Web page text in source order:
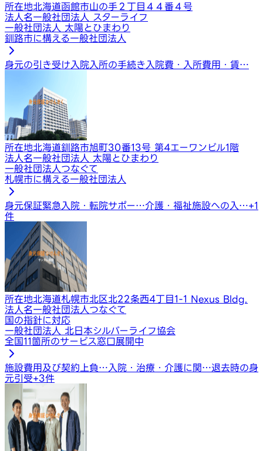
所在地北海道函館市山の手２丁目４４番４号
法人名一般社団法人 スターライフ
一般社団法人 太陽とひまわり
釧路市に構える一般社団法人
身元の引き受け 入院入所の手続き 入院費・入所費用・賃…
所在地北海道釧路市旭町30番13号 第4エーワンビル1階
法人名一般社団法人 太陽とひまわり
一般社団法人つなぐて
札幌市に構える一般社団法人
身元保証緊急入院・転院サポー…介護・福祉施設への入…+1
件
所在地北海道札幌市北区北22条西4丁目1-1 Nexus Bldg.
法人名一般社団法人つなぐて
国の指針に対応
一般社団法人 北日本シルバーライフ協会
全国11箇所のサービス窓口展開中
施設費用及び契約上負… 入院・治療・介護に関…退去時の身
元引受+3件